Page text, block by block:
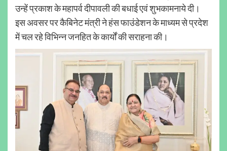
उन्हें प्रकाश के महापर्व दीपावली की बधाई एवं शुभकामनाये दी।
इस अवसर पर कैबिनेट मंत्री ने हंस फाउंडेशन के माध्यम से प्रदेश
में चल रहे विभिन्न जनहित के कार्यों की सराहना की।